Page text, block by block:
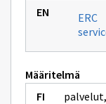
ERC
Määritelmä